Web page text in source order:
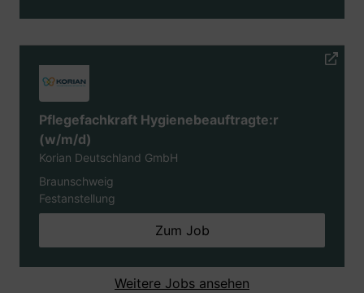
Pflegefachkraft Hygienebeauftragte:r
(w/m/d)
Korian Deutschland GmbH
Braunschweig
Festanstellung
Zum Job
Weitere Jobs ansehen